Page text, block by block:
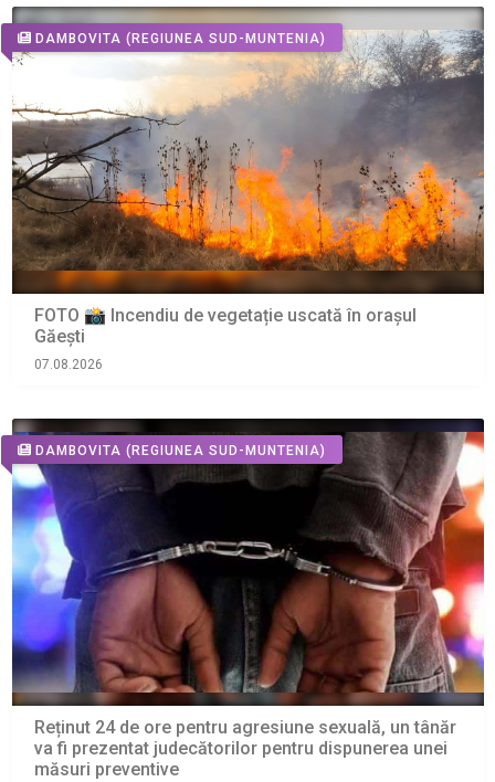
DAMBOVITA (REGIUNEA SUD-MUNTENIA)
FOTO 📸 Incendiu de vegetație uscată în orașul
Găești
07.08.2026
DAMBOVITA (REGIUNEA SUD-MUNTENIA)
Reținut 24 de ore pentru agresiune sexuală, un tânăr
va fi prezentat judecătorilor pentru dispunerea unei
măsuri preventive